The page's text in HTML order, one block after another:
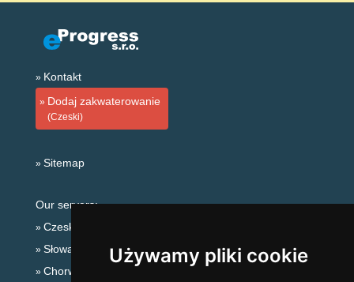
Używamy pliki cookie
Kontakt
Dodaj zakwaterowanie
(Czeski)
Sitemap
Our servers:
Czeskie Góry
Słowackie góry
Chorwacja